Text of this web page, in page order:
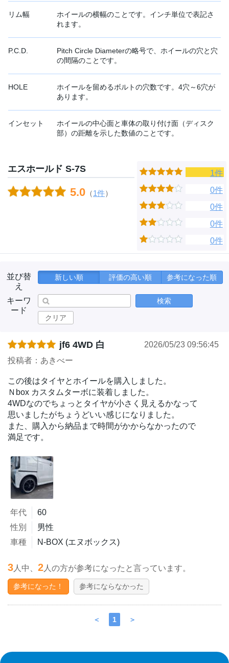
リム幅
ホイールの横幅のことです。インチ単位で表記さ
れます。
P.C.D.
Pitch Circle Diameterの略号で、ホイールの穴と穴
の間隔のことです。
HOLE
ホイールを留めるボルトの穴数です。4穴～6穴が
あります。
インセット
ホイールの中心面と車体の取り付け面（ディスク
部）の距離を示した数値のことです。
エスホールド S-7S
5.0 （1件）
1件
0件
0件
0件
0件
並び替
え
新しい順 評価の高い順 参考になった順
キーワ
ード
検索
クリア
jf6 4WD 白
2026/05/23 09:56:45
投稿者：あきべー
この後はタイヤとホイールを購入しました。
Ｎbox カスタムターボに装着しました。
4WDなのでちょっとタイヤが小さく見えるかなって
思いましたがちょうどいい感じになりました。
また、購入から納品まで時間がかからなかったので
満足です。
年代
60
性別
男性
車種
N-BOX (エヌボックス)
3 人中、 2 人の方が参考になったと言っています。
参考になった！ 参考にならなかった
＜ 1 ＞